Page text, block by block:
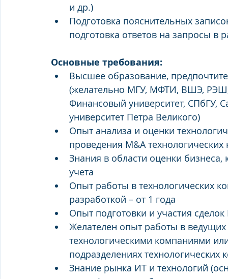
и др.)
Подготовка пояснительных
подготовка ответов на запросы в
Основные требования:
Высшее образование,
(желательно МГУ, МФТИ, ВШЭ,
Финансовый университет, СПбГУ,
университет Петра Великого)
Опыт анализа и оценки
проведения M&A
Знания в области оценки
учета
Опыт работы в технологических
разработкой – от 1 года
Опыт подготовки и участия
Желателен опыт работы в
технологическими компаниями
подразделениях технологических
Знание рынка ИТ и технологий